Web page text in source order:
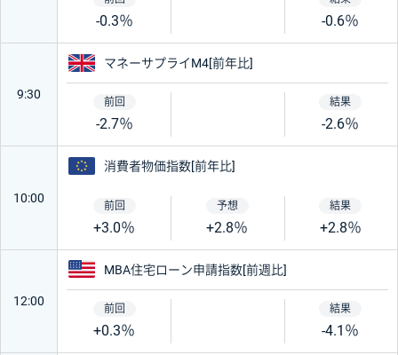
-0.3％ -0.6％
9:30
イギリス
マネーサプライM4[前年比]
-2.7％ -2.6％
10:00
ユーロ
消費者物価指数[前年比]
+3.0％ +2.8％ +2.8％
12:00
アメリカ
MBA住宅ローン申請指数[前週比]
+0.3％ -4.1％